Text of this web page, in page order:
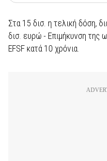
Στα 15 δισ. η τελική δόση,
δισ. ευρώ - Επιμήκυνση της
EFSF κατά 10 χρόνια.